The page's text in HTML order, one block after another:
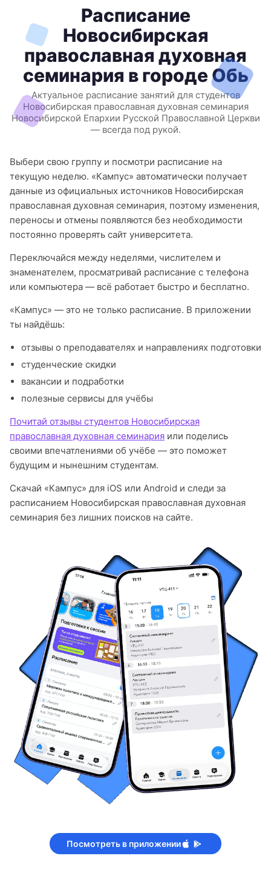
Расписание
Новосибирская
православная духовная
семинария в городе Обь
Актуальное расписание занятий для студентов
Новосибирская православная духовная семинария
Новосибирской Епархии Русской Православной Церкви
— всегда под рукой.
Выбери свою группу и посмотри расписание на
текущую неделю. «Кампус» автоматически получает
данные из официальных источников Новосибирская
православная духовная семинария, поэтому изменения,
переносы и отмены появляются без необходимости
постоянно проверять сайт университета.
Переключайся между неделями, числителем и
знаменателем, просматривай расписание с телефона
или компьютера — всё работает быстро и бесплатно.
«Кампус» — это не только расписание. В приложении
ты найдёшь:
отзывы о преподавателях и направлениях подготовки
студенческие скидки
вакансии и подработки
полезные сервисы для учёбы
Почитай отзывы студентов Новосибирская
православная духовная семинария или поделись
своими впечатлениями об учёбе — это поможет
будущим и нынешним студентам.
Скачай «Кампус» для iOS или Android и следи за
расписанием Новосибирская православная духовная
семинария без лишних поисков на сайте.
Посмотреть в приложении